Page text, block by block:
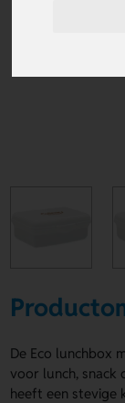
De Eco lunchbox
voor lunch, snack
heeft een stevige